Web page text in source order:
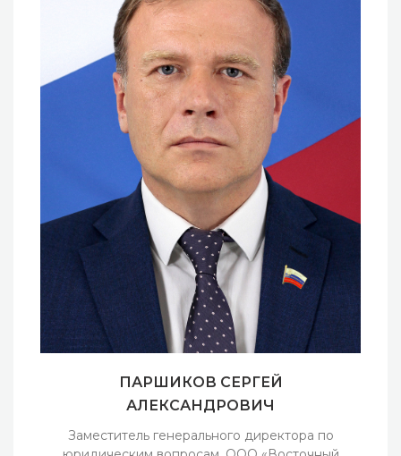
ПАРШИКОВ СЕРГЕЙ
АЛЕКСАНДРОВИЧ
Заместитель генерального директора по